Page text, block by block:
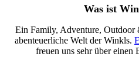
Was ist
Ein Family, Adventure, Outdoor
abenteuerliche Welt der Winkls.
freuen uns sehr über einen